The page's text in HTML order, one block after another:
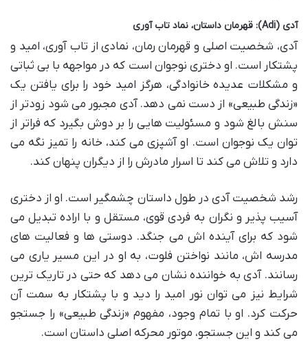
آدی (Adi): قهرمان داستان، نماد تاب آوری
آدی، شخصیت اصلی و قهرمان رمان، نمادی از تاب آوری، امید و
پشتکار است. او دختری نوجوان است که در مواجهه با بی ثباتی
و مشکلات عدیده خانوادگی، هرگز امید خود را برای یافتن یک
«زندگی طبیعی» از دست نمی دهد. آدی مجبور می شود زودتر از
سنش بالغ شود و مسئولیت هایی را بر دوش بگیرد که فراتر از
توان یک نوجوان است. او آشپزی می کند، خانه را تمیز نگه می
دارد و تلاش می کند تا اسرار مادرش را از دیگران پنهان کند.
رشد شخصیت آدی در طول داستان چشمگیر است. او از دختری
آسیب پذیر و نگران به فردی قوی، مستقل و با اراده تبدیل می
شود که برای آینده اش می جنگد. دوستی ها و فعالیت های
مدرسه اش، مانند نواختن فلوت، به او در این مسیر یاری می
رسانند. آدی به خواننده نشان می دهد که حتی در تاریک ترین
شرایط نیز می توان نور امید را دید و با پشتکار به سمت آن
حرکت کرد. او با تمام وجود، مفهوم «زندگی طبیعی» را جستجو
می کند و این جستجو، موتور محرکه اصلی داستان است.